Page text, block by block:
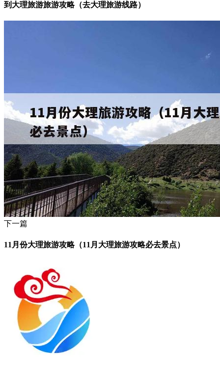
到大理旅游旅游攻略（去大理旅游线路）
下一篇
11月份大理旅游攻略（11月大理旅游攻略必去景点）